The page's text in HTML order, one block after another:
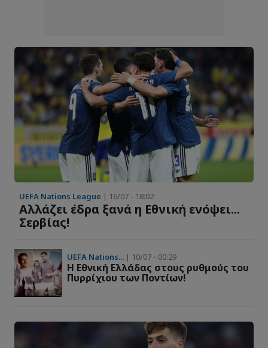
UEFA Nations League | 16/07 - 18:02
Αλλάζει έδρα ξανά η Εθνική ενόψει...
Σερβίας!
UEFA Nations... | 10/07 - 00:29
Η Εθνική Ελλάδας στους ρυθμούς του
Πυρρίχιου των Ποντίων!